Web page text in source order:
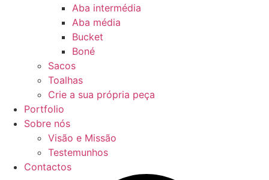
Aba intermédia
Aba média
Bucket
Boné
Sacos
Toalhas
Crie a sua própria peça
Portfolio
Sobre nós
Visão e Missão
Testemunhos
Contactos